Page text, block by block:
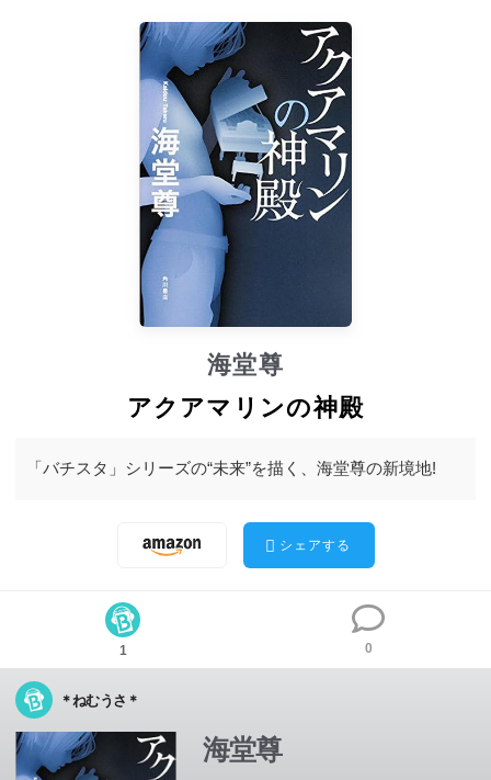
海堂尊
アクアマリンの神殿
「バチスタ」シリーズの“未来”を描く、海堂尊の新境地!
シェアする
1 0
＊ねむうさ＊
海堂尊